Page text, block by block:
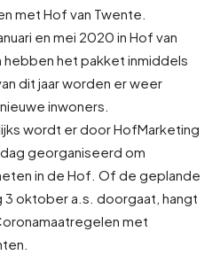
met Hof van Twente.
en mei 2020 in Hof van
hebben het pakket inmiddels
dit jaar worden er weer
inwoners.
wordt er door HofMarketing
georganiseerd om
in de Hof. Of de geplande
oktober a.s. doorgaat, hangt
met